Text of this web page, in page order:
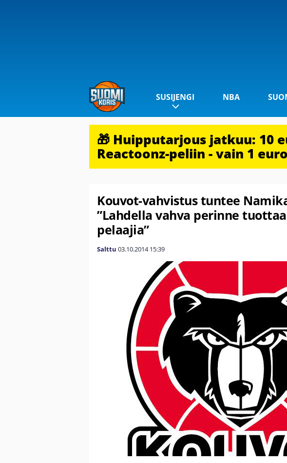
SUSIJENGI NBA
🎁 Huipputarjous jatkuu: 10
Reactoonz-peliin - vain 1
Kouvot-vahvistus tuntee
”Lahdella vahva perinne
pelaajia”
Salttu 03.10.2014 15:39